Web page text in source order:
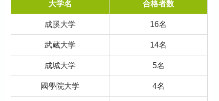
大学名 合格者数
成蹊大学 16名
武蔵大学 14名
成城大学 5名
國學院大学 4名